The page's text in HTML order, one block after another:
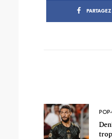
PARTAGEZ